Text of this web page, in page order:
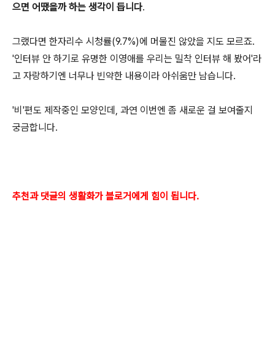
으면 어땠을까 하는 생각이 듭니다.
그랬다면 한자리수 시청률(9.7%)에 머물진 않았을 지도 모르죠.
'인터뷰 안 하기로 유명한 이영애를 우리는 밀착 인터뷰 해 봤어'라
고 자랑하기엔 너무나 빈약한 내용이라 아쉬움만 남습니다.
'비'편도 제작중인 모양인데, 과연 이번엔 좀 새로운 걸 보여줄지
궁금합니다.
추천과 댓글의 생활화가 블로거에게 힘이 됩니다.